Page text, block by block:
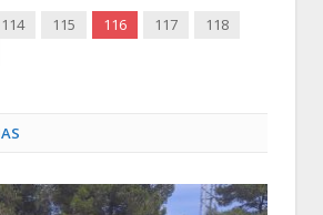
114 115 116 117
118